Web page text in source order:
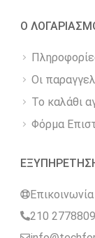
Ο
Οι
Το καλάθι
Φόρμα
Επικοινωνία
210 2778809